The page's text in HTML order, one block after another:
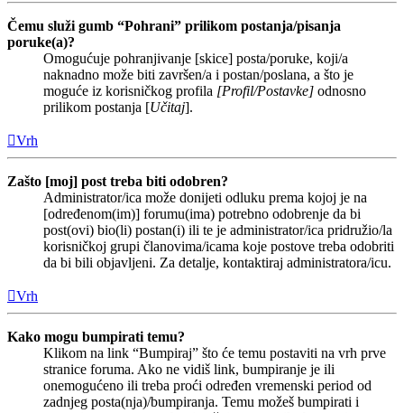
Čemu služi gumb “Pohrani” prilikom postanja/pisanja
poruke(a)?
Omogućuje pohranjivanje [skice] posta/poruke, koji/a
naknadno može biti završen/a i postan/poslana, a što je
moguće iz korisničkog profila [Profil/Postavke] odnosno
prilikom postanja [Učitaj].
Vrh
Zašto [moj] post treba biti odobren?
Administrator/ica može donijeti odluku prema kojoj je na
[određenom(im)] forumu(ima) potrebno odobrenje da bi
post(ovi) bio(li) postan(i) ili te je administrator/ica pridružio/la
korisničkoj grupi članovima/icama koje postove treba odobriti
da bi bili objavljeni. Za detalje, kontaktiraj administratora/icu.
Vrh
Kako mogu bumpirati temu?
Klikom na link “Bumpiraj” što će temu postaviti na vrh prve
stranice foruma. Ako ne vidiš link, bumpiranje je ili
onemogućeno ili treba proći određen vremenski period od
zadnjeg posta(nja)/bumpiranja. Temu možeš bumpirati i